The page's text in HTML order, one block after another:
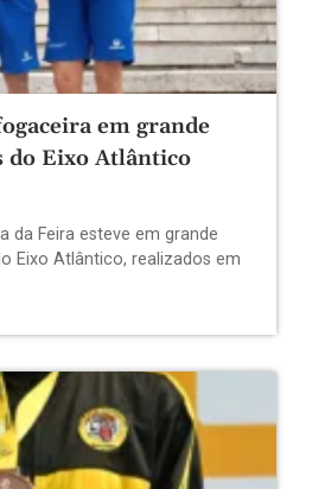
em grande
do Eixo Atlântico
da Feira esteve em grande
Eixo Atlântico, realizados em